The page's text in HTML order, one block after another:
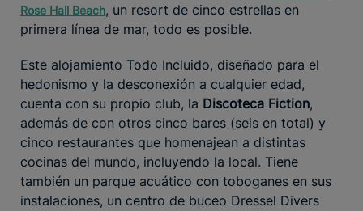
Rose Hall Beach, un resort de cinco estrellas en
primera línea de mar, todo es posible.
Este alojamiento Todo Incluido, diseñado para el
hedonismo y la desconexión a cualquier edad,
cuenta con su propio club, la Discoteca Fiction,
además de con otros cinco bares (seis en total) y
cinco restaurantes que homenajean a distintas
cocinas del mundo, incluyendo la local. Tiene
también un parque acuático con toboganes en sus
instalaciones, un centro de buceo Dressel Divers